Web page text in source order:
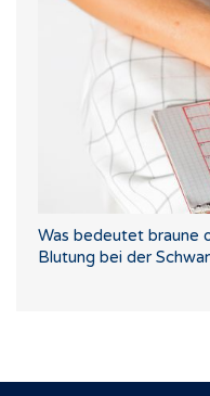
Was bedeutet braune
Blutung bei der